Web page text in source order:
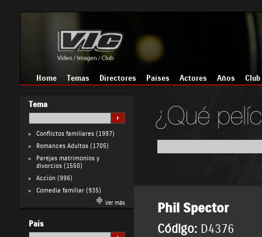
Home Temas Directores Países Actores Años Club
Tema
Conflictos familiares(1997)
Romances Adultos(1705)
Parejas matrimonios y
divorcios(1550)
Acción(996)
Comedia familiar(935)
Ver más
País
Phil Spector
Código: D4376